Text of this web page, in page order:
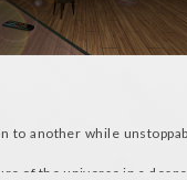
to another while
of the universe in a